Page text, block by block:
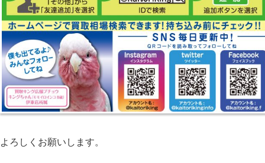
よろしくお願いします。